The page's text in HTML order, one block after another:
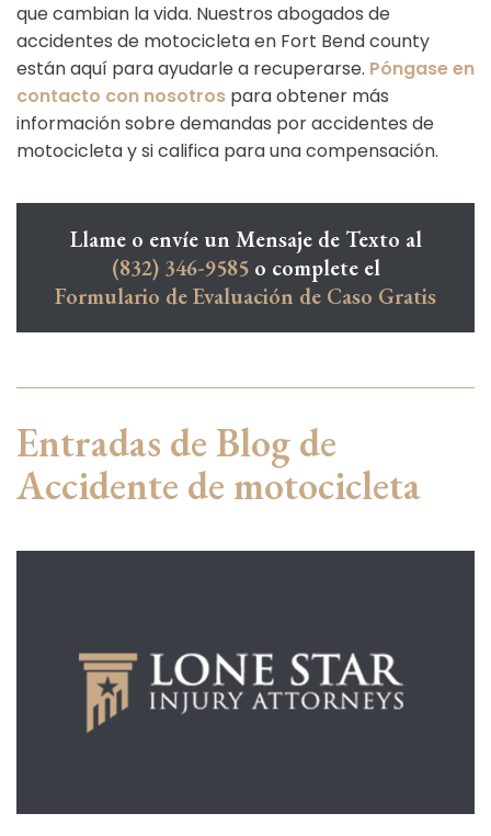
que cambian la vida. Nuestros abogados de
accidentes de motocicleta en Fort Bend county
están aquí para ayudarle a recuperarse. Póngase en
contacto con nosotros para obtener más
información sobre demandas por accidentes de
motocicleta y si califica para una compensación.
Llame o envíe un Mensaje de Texto al
(832) 346-9585o complete el
Formulario de Evaluación de Caso Gratis
Entradas de Blog de
Accidente de motocicleta